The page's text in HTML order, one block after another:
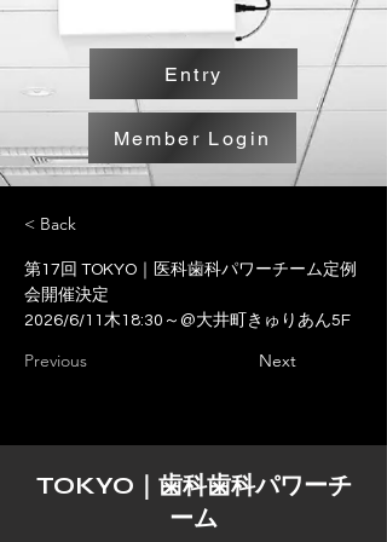
Entry
Member Login
< Back
第17回 TOKYO｜医科歯科パワーチーム定例
会開催決定
2026/6/11木18:30～@大井町きゅりあん5F
Previous Next
TOKYO｜歯科歯科パワーチ
ーム